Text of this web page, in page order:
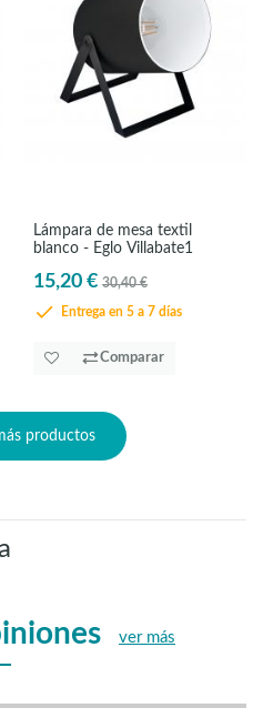
Lámpara de mesa textil
blanco - Eglo Villabate1
15,20 € 30,40 €
Entrega en 5 a 7 días
Comparar
productos
ver más